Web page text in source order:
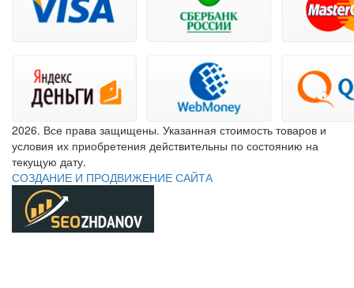
2026. Все права защищены. Указанная стоимость товаров и
условия их приобретения действительны по состоянию на
текущую дату.
СОЗДАНИЕ И ПРОДВИЖЕНИЕ САЙТА